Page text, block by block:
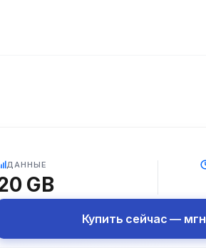
ДАННЫЕ
GB
Купить сейчас —